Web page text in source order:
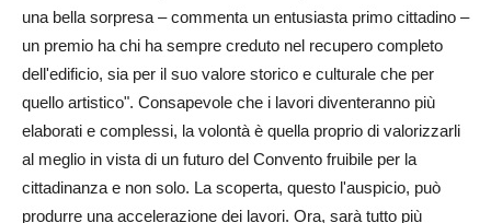
una bella sorpresa – commenta un entusiasta primo cittadino –
un premio ha chi ha sempre creduto nel recupero completo
dell'edificio, sia per il suo valore storico e culturale che per
quello artistico". Consapevole che i lavori diventeranno più
elaborati e complessi, la volontà è quella proprio di valorizzarli
al meglio in vista di un futuro del Convento fruibile per la
cittadinanza e non solo. La scoperta, questo l'auspicio, può
produrre una accelerazione dei lavori. Ora, sarà tutto più